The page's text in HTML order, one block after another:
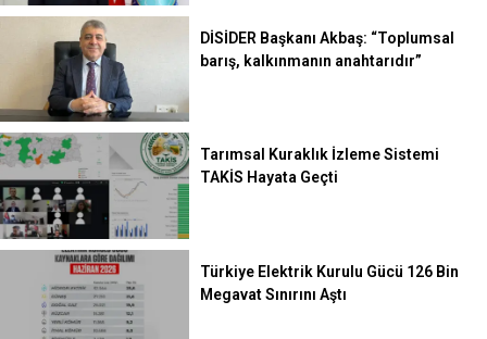
DİSİDER Başkanı Akbaş: “Toplumsal
barış, kalkınmanın anahtarıdır”
Tarımsal Kuraklık İzleme Sistemi
TAKİS Hayata Geçti
Türkiye Elektrik Kurulu Gücü 126 Bin
Megavat Sınırını Aştı